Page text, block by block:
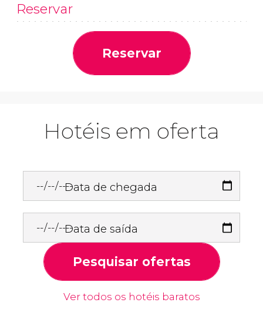
Reservar
Reservar
Hotéis em oferta
Data de chegada
Data de saída
Pesquisar ofertas
Ver todos os hotéis baratos